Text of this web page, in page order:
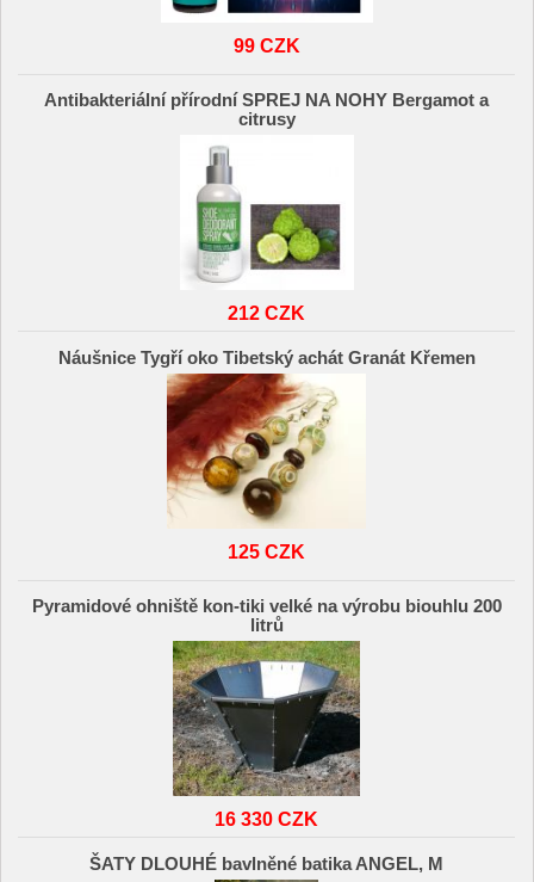
99 CZK
Antibakteriální přírodní SPREJ NA NOHY Bergamot a
citrusy
212 CZK
Náušnice Tygří oko Tibetský achát Granát Křemen
125 CZK
Pyramidové ohniště kon-tiki velké na výrobu biouhlu 200
litrů
16 330 CZK
ŠATY DLOUHÉ bavlněné batika ANGEL, M